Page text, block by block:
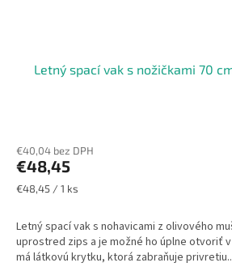
Letný spací vak s nožičkami 70
€40,04 bez DPH
€48,45
Jednotková
€48,45 / 1 ks
Letný spací vak s nohavicami z olivového
uprostred zips a je možné ho úplne otvoriť
má látkovú krytku, ktorá zabraňuje